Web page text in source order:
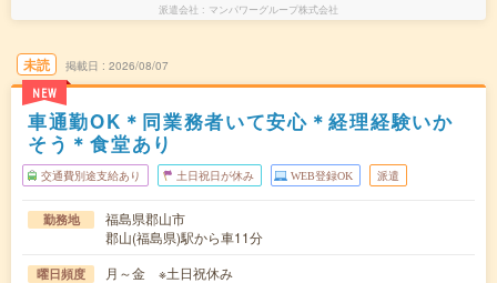
派遣会社 マンパワーグループ株式会社
未読
NEW
掲載日 2026/08/07
車通勤OK＊同業務者いて安心＊経理経験いか
そう＊食堂あり
交通費別途支給あり 土日祝日が休み WEB登録OK 派遣
勤務地
福島県郡山市
郡山(福島県)駅から車11分
曜日頻度 月～金 ※土日祝休み